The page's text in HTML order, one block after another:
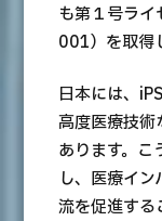
個人情報保護方針
JTBのガバナンス
日本語
も第１号ラ
001）を取得
日本には、
高度医療技術
あります。こ
し、医療イ
流を促進する